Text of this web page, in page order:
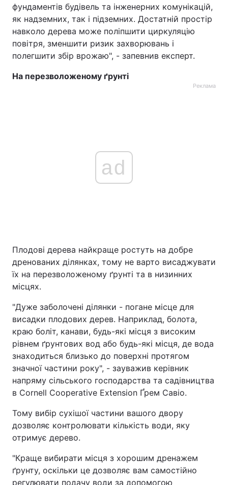
фундаментів будівель та інженерних комунікацій,
як надземних, так і підземних. Достатній простір
навколо дерева може поліпшити циркуляцію
повітря, зменшити ризик захворювань і
полегшити збір врожаю", - запевнив експерт.
На перезволоженому ґрунті
Реклама
ad
Плодові дерева найкраще ростуть на добре
дренованих ділянках, тому не варто висаджувати
їх на перезволоженому ґрунті та в низинних
місцях.
"Дуже заболочені ділянки - погане місце для
висадки плодових дерев. Наприклад, болота,
краю боліт, канави, будь-які місця з високим
рівнем ґрунтових вод або будь-які місця, де вода
знаходиться близько до поверхні протягом
значної частини року", - зауважив керівник
напряму сільського господарства та садівництва
в Cornell Cooperative Extension Ґрем Савіо.
Тому вибір сухішої частини вашого двору
дозволяє контролювати кількість води, яку
отримує дерево.
"Краще вибирати місця з хорошим дренажем
ґрунту, оскільки це дозволяє вам самостійно
регулювати подачу води за допомогою